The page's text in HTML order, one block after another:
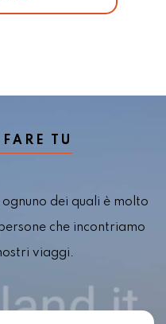
TU
dei quali è molto
che incontriamo
viaggi.